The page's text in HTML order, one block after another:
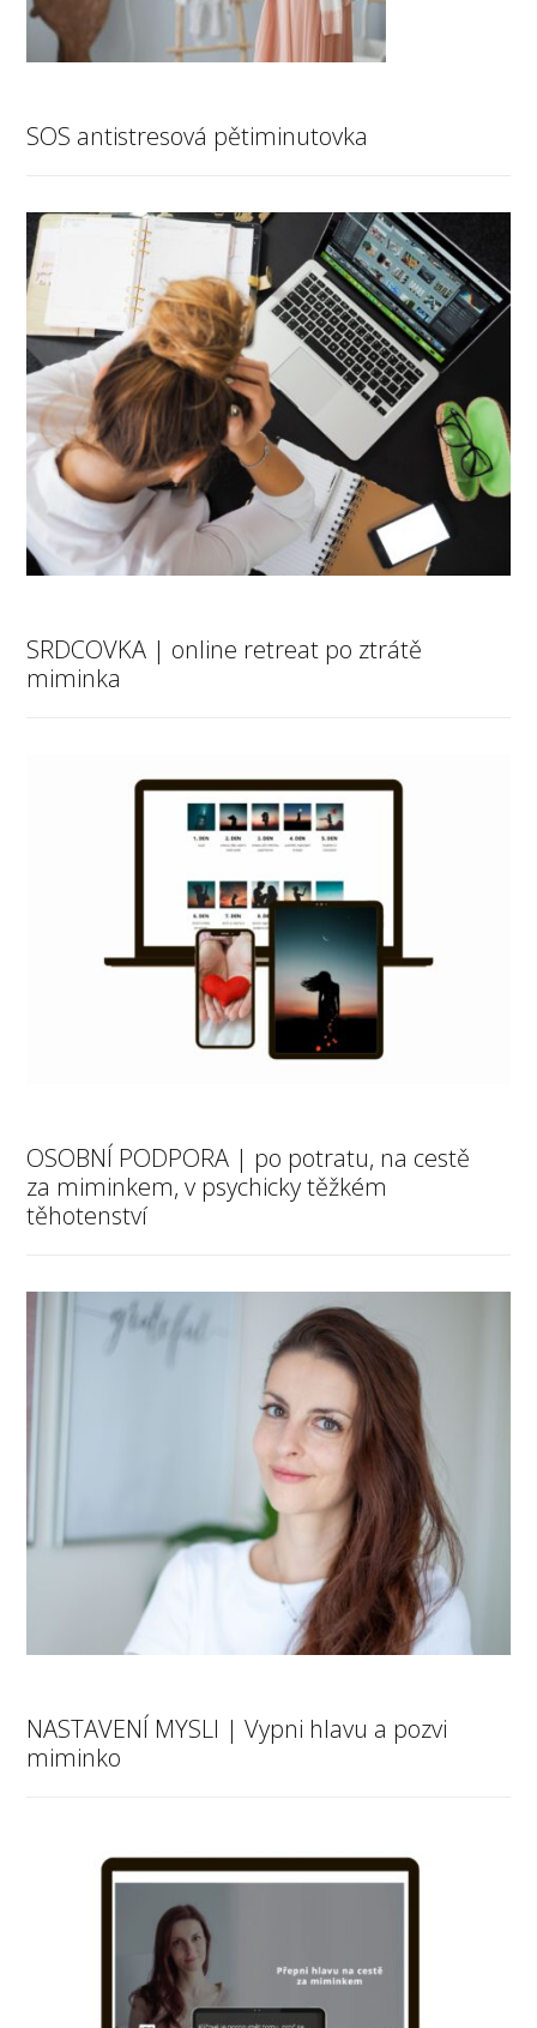
SOS antistresová pětiminutovka
SRDCOVKA | online retreat po ztrátě
miminka
OSOBNÍ PODPORA | po potratu, na cestě
za miminkem, v psychicky těžkém
těhotenství
NASTAVENÍ MYSLI | Vypni hlavu a pozvi
miminko